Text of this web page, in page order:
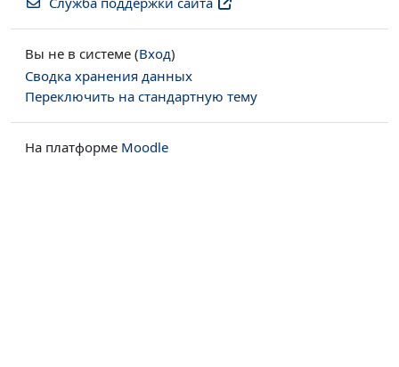
Вы не в системе (Вход)
Сводка хранения данных
Переключить на стандартную тему
На платформе Moodle